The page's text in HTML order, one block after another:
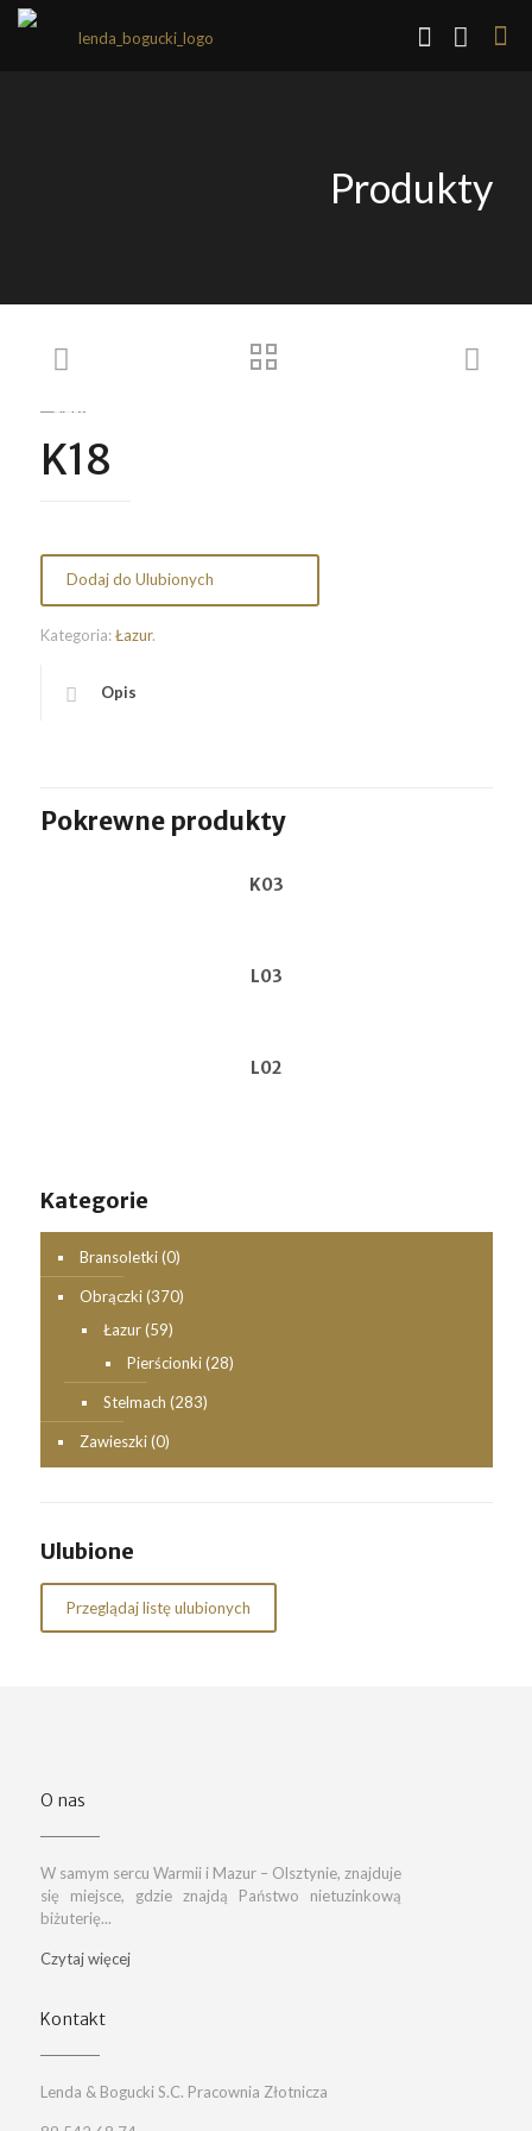
Produkty
K18
Dodaj do Ulubionych
Kategoria:Łazur.
Opis
Pokrewne produkty
K03
L03
L02
Kategorie
Bransoletki (0)
Obrączki (370)
Łazur (59)
Pierścionki (28)
Stelmach (283)
Zawieszki (0)
Ulubione
Przeglądaj listę ulubionych
O nas
W samym sercu Warmii i Mazur – Olsztynie, znajduje
się miejsce, gdzie znajdą Państwo nietuzinkową
biżuterię...
Czytaj więcej
Kontakt
Lenda & Bogucki S.C. Pracownia Złotnicza